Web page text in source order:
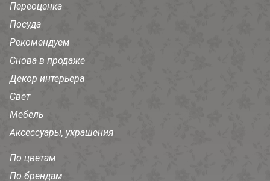
Переоценка
Посуда
Рекомендуем
Снова в продаже
Декор интерьера
Свет
Мебель
Аксессуары, украшения
По цветам
По брендам